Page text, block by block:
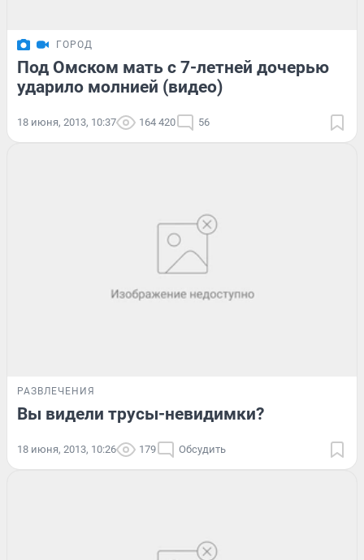
ГОРОД
Под Омском мать с 7-летней дочерью
ударило молнией (видео)
18 июня, 2013, 10:37 164 420 56
РАЗВЛЕЧЕНИЯ
Вы видели трусы-невидимки?
18 июня, 2013, 10:26 179 Обсудить